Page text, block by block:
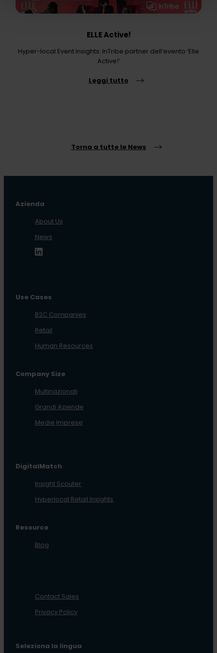
ELLE Active!
Hyper-local Event Insights: InTribe partner dell’evento ‘Elle
Active!’
Leggi tutto
Torna a tutte le News
Azienda
About Us
News
Use Cases
B2C Companies
Retail
Human Resources
Company Size
Multinazionali
Grandi Aziende
Medie Imprese
DigitalMatch
Insight Scouter
Hyperlocal Retail Insights
Resource
Blog
Contact Sales
Privacy Policy
Seleziona la lingua